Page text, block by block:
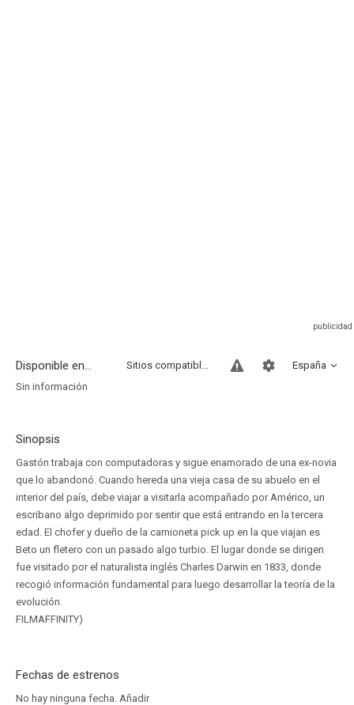
Disponible en... España
Sitios compatibles
Sin información
Sinopsis
Gastón trabaja con computadoras y sigue enamorado de una ex-novia
que lo abandonó. Cuando hereda una vieja casa de su abuelo en el
interior del país, debe viajar a visitarla acompañado por Américo, un
escribano algo deprimido por sentir que está entrando en la tercera
edad. El chofer y dueño de la camioneta pick up en la que viajan es
Beto un fletero con un pasado algo turbio. El lugar donde se dirigen
fue visitado por el naturalista inglés Charles Darwin en 1833, donde
recogió información fundamental para luego desarrollar la teoría de la
evolución.
FILMAFFINITY)
Fechas de estrenos
No hay ninguna fecha. Añadir